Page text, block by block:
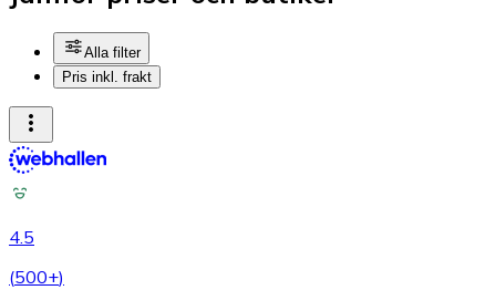
Alla filter
Pris inkl. frakt
4.5
(500+)